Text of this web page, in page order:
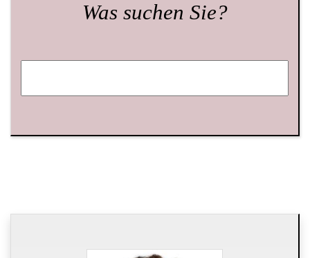
Was suchen Sie?